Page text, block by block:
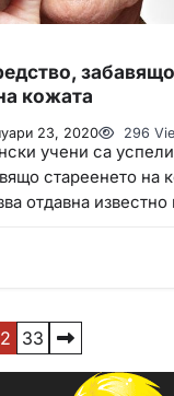
забавящо
кожата
23, 2020 296
учени са
стареенето на
отдавна
33